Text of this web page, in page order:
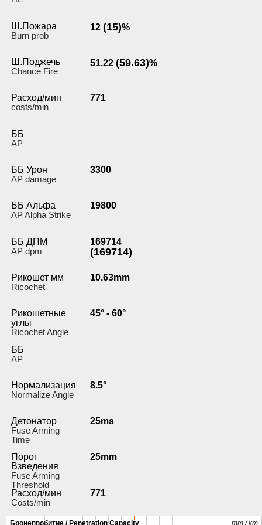
Ш.Пожара
Burn prob
12 (15)%
Ш.Поджечь
Chance Fire
51.22 (59.63)%
Расход/мин
costs/min
771
ББ
AP
ББ Урон
AP damage
3300
ББ Альфа
AP Alpha Strike
19800
ББ ДПМ
AP dpm
169714
(169714)
Рикошет мм
Ricochet
10.63mm
Рикошетные
углы
Ricochet Angle
45° - 60°
ББ
AP
Нормализация
Normalize Angle
8.5°
Детонатор
Fuse Arming
Time
25ms
Порог
Взведения
Fuse Arming
Threshold
25mm
Расход/мин
Costs/min
771